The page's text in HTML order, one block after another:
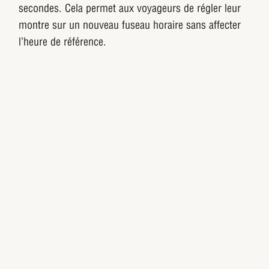
secondes. Cela permet aux voyageurs de régler leur
montre sur un nouveau fuseau horaire sans affecter
l’heure de référence.